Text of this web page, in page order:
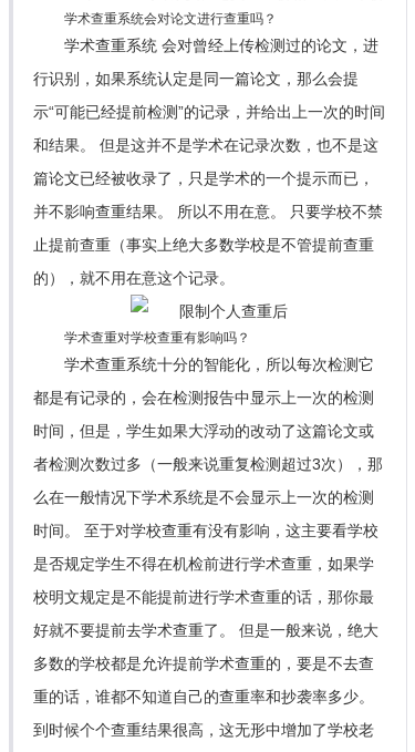
学术查重系统会对论文进行查重吗？
学术查重系统 会对曾经上传检测过的论文，进
行识别，如果系统认定是同一篇论文，那么会提
示“可能已经提前检测”的记录，并给出上一次的时间
和结果。 但是这并不是学术在记录次数，也不是这
篇论文已经被收录了，只是学术的一个提示而已，
并不影响查重结果。 所以不用在意。 只要学校不禁
止提前查重（事实上绝大多数学校是不管提前查重
的），就不用在意这个记录。
学术查重对学校查重有影响吗？
学术查重系统十分的智能化，所以每次检测它
都是有记录的，会在检测报告中显示上一次的检测
时间，但是，学生如果大浮动的改动了这篇论文或
者检测次数过多（一般来说重复检测超过3次），那
么在一般情况下学术系统是不会显示上一次的检测
时间。 至于对学校查重有没有影响，这主要看学校
是否规定学生不得在机检前进行学术查重，如果学
校明文规定是不能提前进行学术查重的话，那你最
好就不要提前去学术查重了。 但是一般来说，绝大
多数的学校都是允许提前学术查重的，要是不去查
重的话，谁都不知道自己的查重率和抄袭率多少。
到时候个个查重结果很高，这无形中增加了学校老